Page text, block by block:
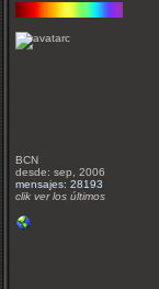
BCN
desde: sep, 2006
mensajes: 28193
clik ver los últimos